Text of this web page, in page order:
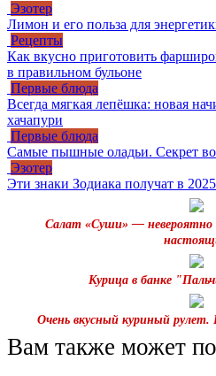
Эзотер
Лимон и его польза для
Рецепты
Как вкусно приготовить
в правильном бульоне
Первые блюда
Всегда мягкая лепёшка: новая
хачапури
Первые блюда
Самые пышные оладьи. Секрет
Эзотер
Эти знаки Зодиака получат в
Салат «Суши» — невероятно
Курица в банке
Очень вкусный куриный
Вам также может